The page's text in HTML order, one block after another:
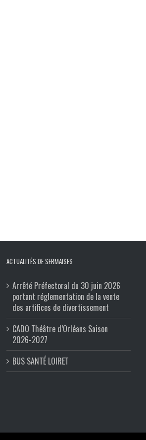
ACTUALITÉS DE SERMAISES
Arrêté Préfectoral du 30 juin 2026
portant réglementation de la vente
des artifices de divertissement
CADO Théâtre d’Orléans Saison
2026-2027
BUS SANTÉ LOIRET